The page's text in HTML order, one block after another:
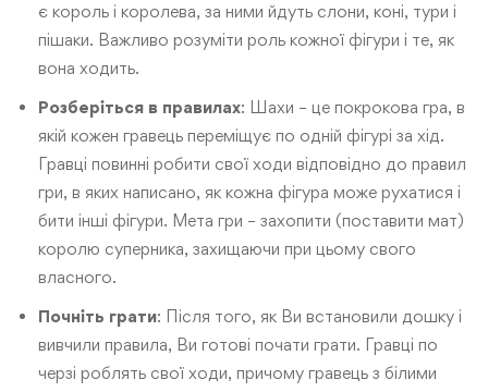
є король і королева, за ними йдуть слони, коні, тури і
пішаки. Важливо розуміти роль кожної фігури і те, як
вона ходить.
Розберіться в правилах: Шахи – це покрокова гра, в
якій кожен гравець переміщує по одній фігурі за хід.
Гравці повинні робити свої ходи відповідно до правил
гри, в яких написано, як кожна фігура може рухатися і
бити інші фігури. Мета гри – захопити (поставити мат)
королю суперника, захищаючи при цьому свого
власного.
Почніть грати: Після того, як Ви встановили дошку і
вивчили правила, Ви готові почати грати. Гравці по
черзі роблять свої ходи, причому гравець з білими